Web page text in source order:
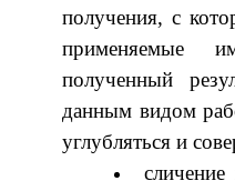
получения, с
применяемые
полученный
данным видом
углубляться и